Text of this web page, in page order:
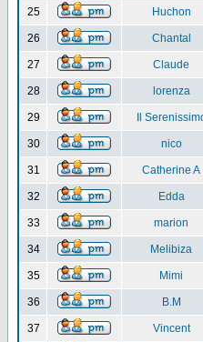
25 Huchon
26 Chantal
27 Claude
28 lorenza
29 Il
30 nico
31 Catherine A
32 Edda
33 marion
34 Melibiza
35 Mimi
36 B.M
37 Vincent